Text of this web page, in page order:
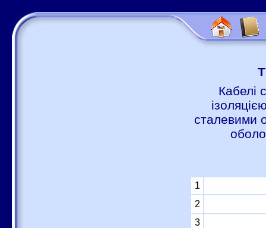
Кабелі
сталевими
1
2
3